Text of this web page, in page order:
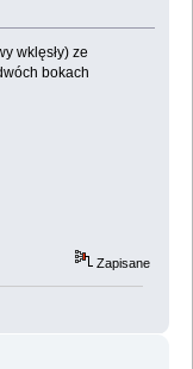
wklęsły) ze
bokach
Zapisane